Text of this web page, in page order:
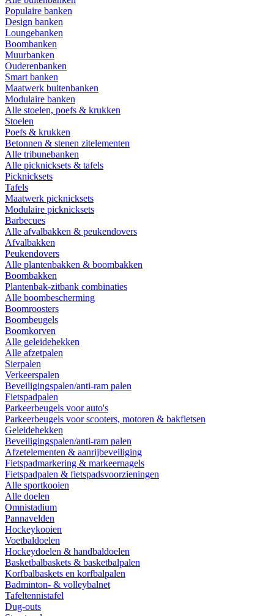
Populaire banken
Design banken
Loungebanken
Boombanken
Muurbanken
Ouderenbanken
Smart banken
Maatwerk buitenbanken
Modulaire banken
Alle stoelen, poefs & krukken
Stoelen
Poefs & krukken
Betonnen & stenen zitelementen
Alle tribunebanken
Alle picknicksets & tafels
Picknicksets
Tafels
Maatwerk picknicksets
Modulaire picknicksets
Barbecues
Alle afvalbakken & peukendovers
Afvalbakken
Peukendovers
Alle plantenbakken & boombakken
Boombakken
Plantenbak-zitbank combinaties
Alle boombescherming
Boomroosters
Boombeugels
Boomkorven
Alle geleidehekken
Alle afzetpalen
Sierpalen
Verkeerspalen
Beveiligingspalen/anti-ram palen
Fietspadpalen
Parkeerbeugels voor auto's
Parkeerbeugels voor scooters, motoren & bakfietsen
Geleidehekken
Beveiligingspalen/anti-ram palen
Afzetelementen & aanrijbeveiliging
Fietspadmarkering & markeernagels
Fietspadpalen & fietspadsvoorzieningen
Alle sportkooien
Alle doelen
Omnistadium
Pannavelden
Hockeykooien
Voetbaldoelen
Hockeydoelen & handbaldoelen
Basketbalbaskets & basketbalpalen
Korfbalbaskets en korfbalpalen
Badminton- & volleybalnet
Tafeltennistafel
Dug-outs